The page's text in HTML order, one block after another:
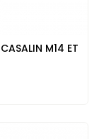
M14 ET